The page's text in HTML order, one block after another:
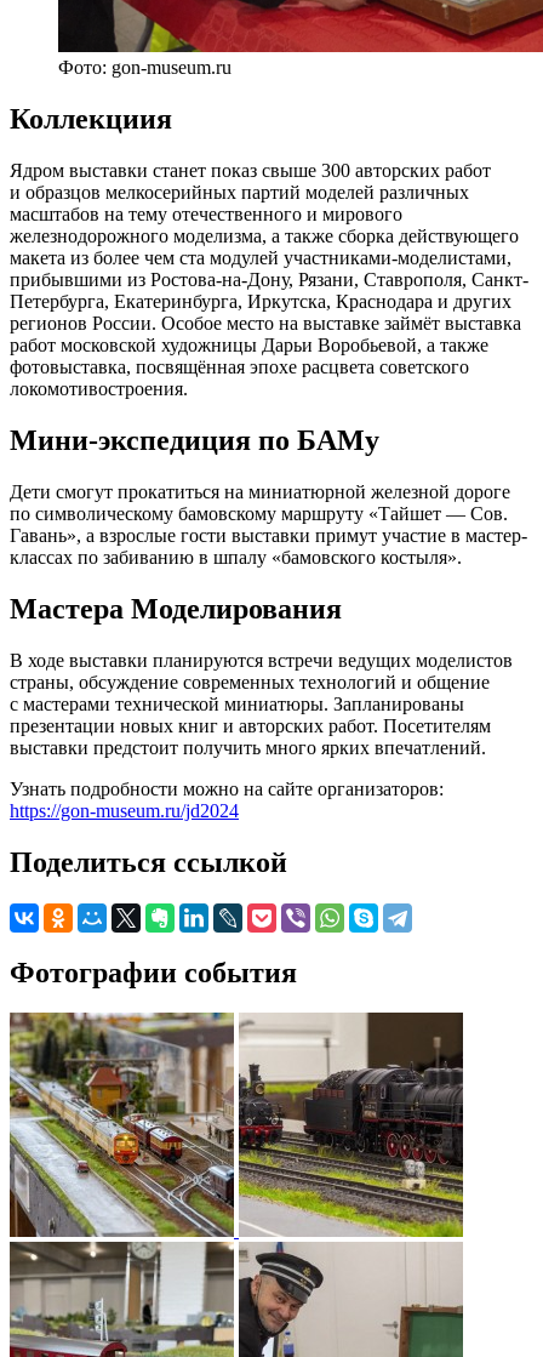
Фото: gon-museum.ru
Коллекциия
Ядром выставки станет показ свыше 300 авторских работ
и образцов мелкосерийных партий моделей различных
масштабов на тему отечественного и мирового
железнодорожного моделизма, а также сборка действующего
макета из более чем ста модулей участниками-моделистами,
прибывшими из Ростова-на-Дону, Рязани, Ставрополя, Санкт-
Петербурга, Екатеринбурга, Иркутска, Краснодара и других
регионов России. Особое место на выставке займёт выставка
работ московской художницы Дарьи Воробьевой, а также
фотовыставка, посвящённая эпохе расцвета советского
локомотивостроения.
Мини-экспедиция по БАМу
Дети смогут прокатиться на миниатюрной железной дороге
по символическому бамовскому маршруту «Тайшет — Сов.
Гавань», а взрослые гости выставки примут участие в мастер-
классах по забиванию в шпалу «бамовского костыля».
Мастера Моделирования
В ходе выставки планируются встречи ведущих моделистов
страны, обсуждение современных технологий и общение
с мастерами технической миниатюры. Запланированы
презентации новых книг и авторских работ. Посетителям
выставки предстоит получить много ярких впечатлений.
Узнать подробности можно на сайте организаторов:
https://gon-museum.ru/jd2024
Поделиться ссылкой
Фотографии события